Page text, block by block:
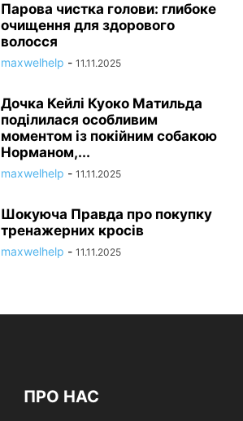
Парова чистка голови: глибоке
очищення для здорового
волосся
maxwelhelp - 11.11.2025
Дочка Кейлі Куоко Матильда
поділилася особливим
моментом із покійним собакою
Норманом,...
maxwelhelp - 11.11.2025
Шокуюча Правда про покупку
тренажерних кросів
maxwelhelp - 11.11.2025
ПРО НАС